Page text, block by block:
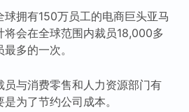
拥有150万员工的电商巨头亚马
将会在全球范围内裁员18,000多
多的一次。
员与消费零售和人力资源部门有
为了节约公司成本。